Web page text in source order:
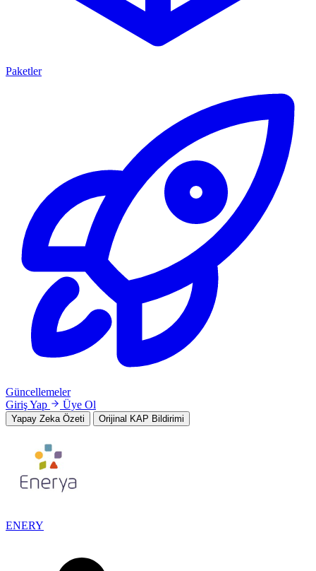
Paketler
Güncellemeler
Giriş Yap
Üye Ol
Yapay Zeka Özeti Orijinal KAP Bildirimi
ENERY